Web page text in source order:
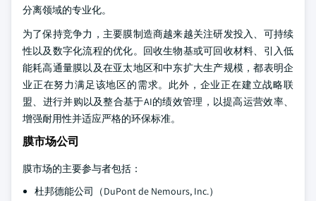
分离领域的专业化。
为了保持竞争力，主要膜制造商越来越关注研发投入、可持续
性以及数字化流程的优化。回收生物基或可回收材料、引入低
能耗高通量膜以及在亚太地区和中东扩大生产规模，都表明企
业正在努力满足该地区的需求。此外，企业正在建立战略联
盟、进行并购以及整合基于AI的绩效管理，以提高运营效率、
增强耐用性并适应严格的环保标准。
膜市场公司
膜市场的主要参与者包括：
杜邦德能公司（DuPont de Nemours, Inc.）